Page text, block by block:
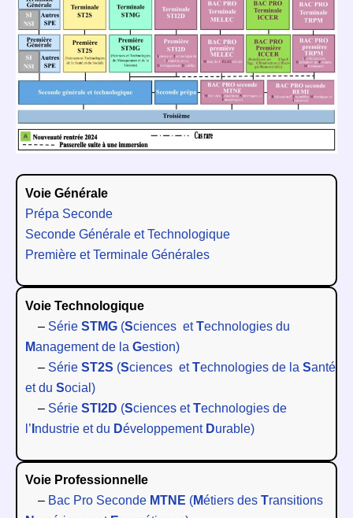
Voie Générale
Prépa Seconde
Seconde Générale et Technologique
Première et Terminale Générales
Voie Technologique
– Série STMG (Sciences etTechnologies du
Management de la Gestion)
– Série ST2S (Sciences etTechnologies de la Santé
et du Social)
– Série STI2D (Sciences etTechnologies de
l’ ndustrie et du Développement Durable)
Voie Professionnelle
– Bac Pro Seconde MTNE (Métiers des Transitions